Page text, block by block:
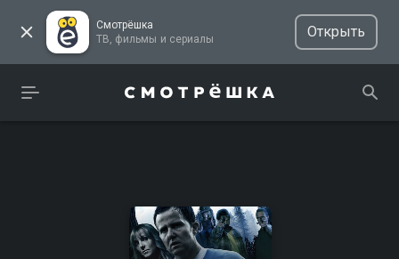
Смотрёшка
ТВ, фильмы и сериалы
Открыть